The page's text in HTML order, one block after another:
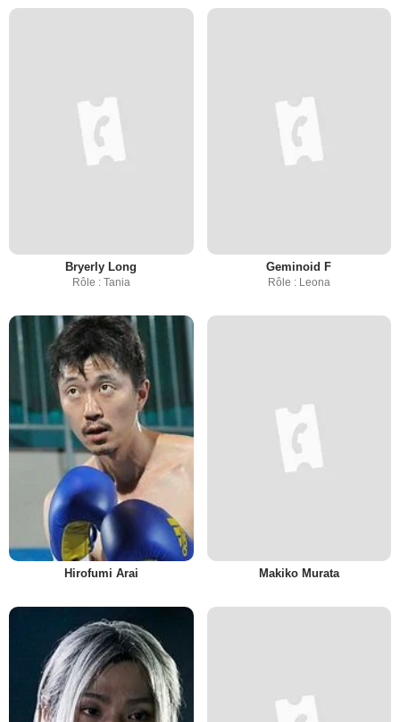
Bryerly Long
Rôle : Tania
Geminoid F
Rôle : Leona
Hirofumi Arai Makiko Murata